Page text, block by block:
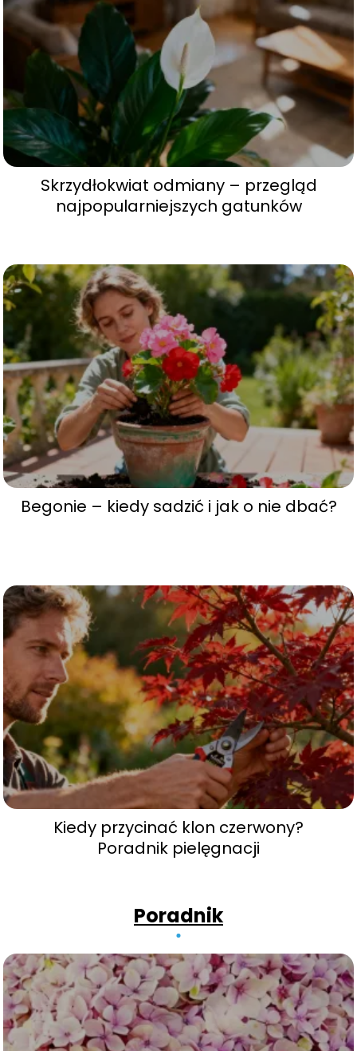
Skrzydłokwiat odmiany – przegląd
najpopularniejszych gatunków
Begonie – kiedy sadzić i jak o nie dbać?
Kiedy przycinać klon czerwony?
Poradnik pielęgnacji
Poradnik